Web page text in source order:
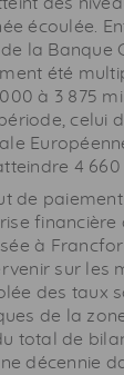
écoulée.
la Banque
été
à 3 875
celui
4 660
de
financière
à
sur les
des taux
de la
total de
décennie